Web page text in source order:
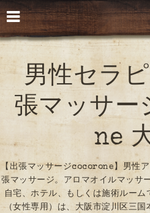
男性セラ
張マッサ
ne
【出張マッサージcocorone】男性
張マッサージ。アロマオイルマッサ
自宅、ホテル、もしくは施術ルー
（女性専用）は、大阪市淀川区三国